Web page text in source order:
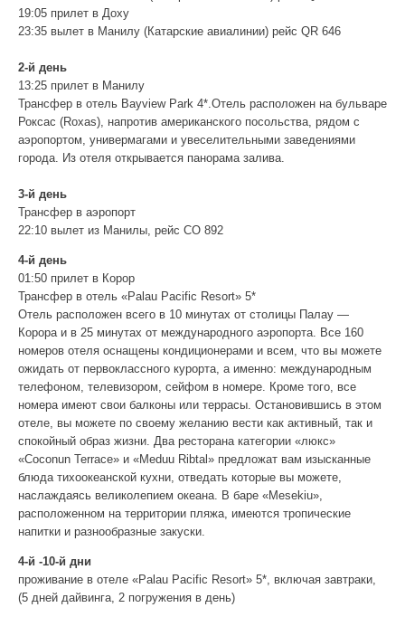
19:05 прилет в Доху
23:35 вылет в Манилу (Катарские авиалинии) рейс QR 646
2-й день
13:25 прилет в Манилу
Трансфер в отель Bayview Park 4*.Отель расположен на бульваре
Роксас (Roxas), напротив американского посольства, рядом с
аэропортом, универмагами и увеселительными заведениями
города. Из отеля открывается панорама залива.
3-й день
Трансфер в аэропорт
22:10 вылет из Манилы, рейс CO 892
4-й день
01:50 прилет в Корор
Трансфер в отель «Palau Pacific Resort» 5*
Отель расположен всего в 10 минутах от столицы Палау —
Корора и в 25 минутах от международного аэропорта. Все 160
номеров отеля оснащены кондиционерами и всем, что вы можете
ожидать от первоклассного курорта, а именно: международным
телефоном, телевизором, сейфом в номере. Кроме того, все
номера имеют свои балконы или террасы. Остановившись в этом
отеле, вы можете по своему желанию вести как активный, так и
спокойный образ жизни. Два ресторана категории «люкс»
«Coconun Terrace» и «Meduu Ribtal» предложат вам изысканные
блюда тихоокеанской кухни, отведать которые вы можете,
наслаждаясь великолепием океана. В баре «Mesekiu»,
расположенном на территории пляжа, имеются тропические
напитки и разнообразные закуски.
4-й -10-й дни
проживание в отеле «Palau Pacific Resort» 5*, включая завтраки,
(5 дней дайвинга, 2 погружения в день)